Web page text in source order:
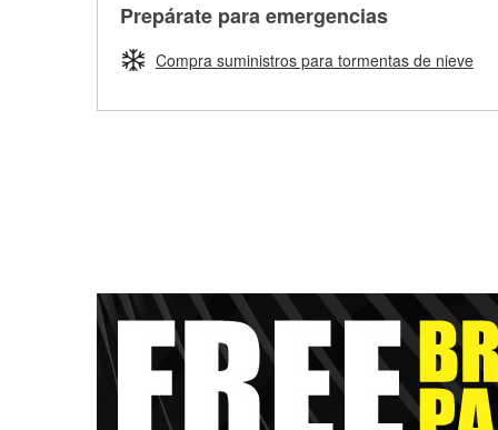
Prepárate para emergencias
Compra suministros para tormentas de nieve